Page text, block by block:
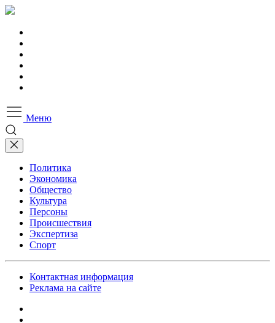
Меню
Политика
Экономика
Общество
Культура
Персоны
Происшествия
Экспертиза
Спорт
Контактная информация
Реклама на сайте